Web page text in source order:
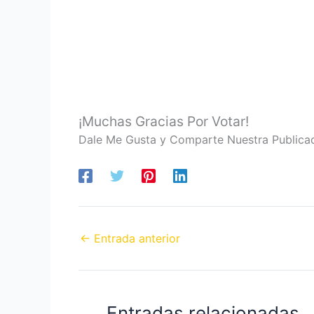
¡Muchas Gracias Por Votar!
Dale Me Gusta y Comparte Nuestra
← Entrada anterior